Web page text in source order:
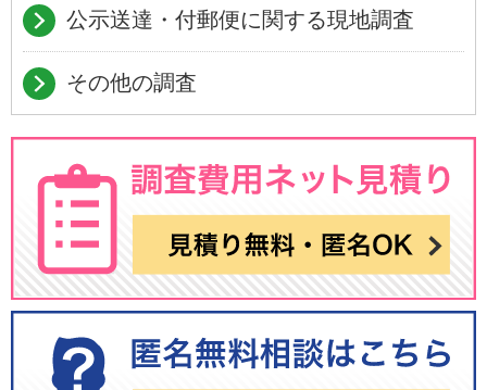
公示送達・付郵便に関する現地調査
その他の調査